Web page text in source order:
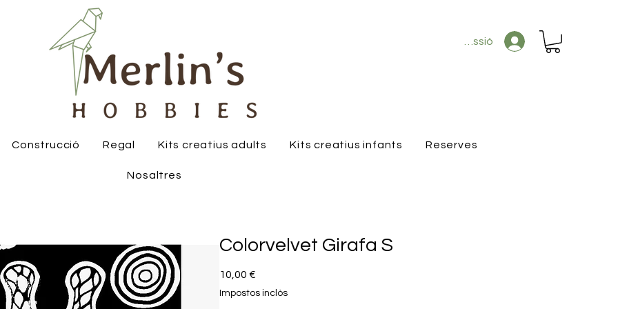
Inicia la sessió
Construcció Regal Kits creatius adults Kits creatius infants Reserves
Nosaltres
Colorvelvet Girafa S
10,00 €
Impostos inclòs